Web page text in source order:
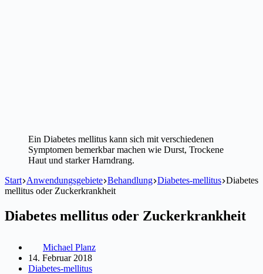
Ein Diabetes mellitus kann sich mit verschiedenen
Symptomen bemerkbar machen wie Durst, Trockene
Haut und starker Harndrang.
Start Anwendungsgebiete Behandlung Diabetes-mellitus Diabetes
mellitus oder Zuckerkrankheit
Diabetes mellitus oder Zuckerkrankheit
Michael Planz
14. Februar 2018
Diabetes-mellitus